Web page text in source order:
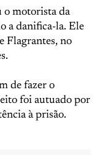
o motorista da
a danifica-la. Ele
Flagrantes, no
de fazer o
foi autuado por
à prisão.